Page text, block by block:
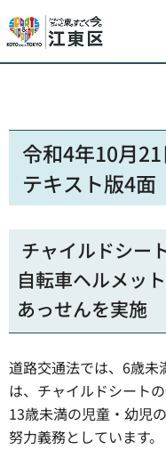
令和4年10月21
テキスト版4面
チャイルドシー
自転車ヘルメッ
あっせんを実施
道路交通法では、6歳未
は、チャイルドシート
13歳未満の児童・幼児
努力義務としています。